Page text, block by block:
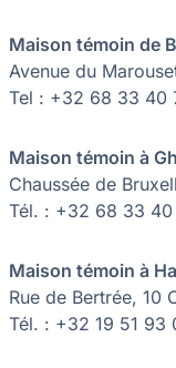
Maison témoin de
Avenue du
Tel : +32 68 33 40
Maison témoin à
Chaussée de
Tél. : +32 68 33 40
Maison témoin à
Rue de Bertrée, 10
Tél. : +32 19 51 93